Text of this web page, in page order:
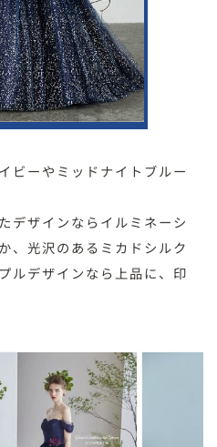
ビーやミッドナイトブルー
デザインならイルミネーシ
、光沢のあるミカドシルク
ルデザインなら上品に、印